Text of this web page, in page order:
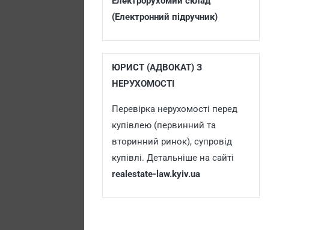
(Електронний підручник)
ЮРИСТ (АДВОКАТ) З
НЕРУХОМОСТІ
Перевірка нерухомості перед
купівлею (первинний та
вторинний ринок), супровід
купівлі. Детальніше на сайті
realestate-law.kyiv.ua